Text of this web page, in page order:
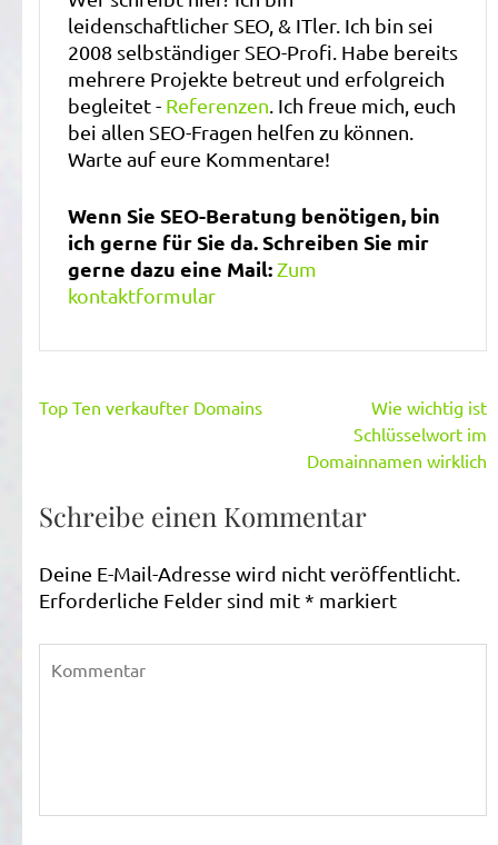
leidenschaftlicher SEO, & ITler. Ich bin sei
2008 selbständiger SEO-Profi. Habe bereits
mehrere Projekte betreut und erfolgreich
begleitet - Referenzen . Ich freue mich, euch
bei allen SEO-Fragen helfen zu können.
Warte auf eure Kommentare!
Wenn Sie SEO-Beratung benötigen, bin
ich gerne für Sie da. Schreiben Sie mir
gerne dazu eine Mail: Zum
kontaktformular
Beitragsnavigation
Top Ten verkaufter Domains
Wie wichtig ist
Schlüsselwort im
Domainnamen wirklich
Schreibe einen Kommentar
Deine E-Mail-Adresse wird nicht veröffentlicht.
Erforderliche Felder sind mit* markiert